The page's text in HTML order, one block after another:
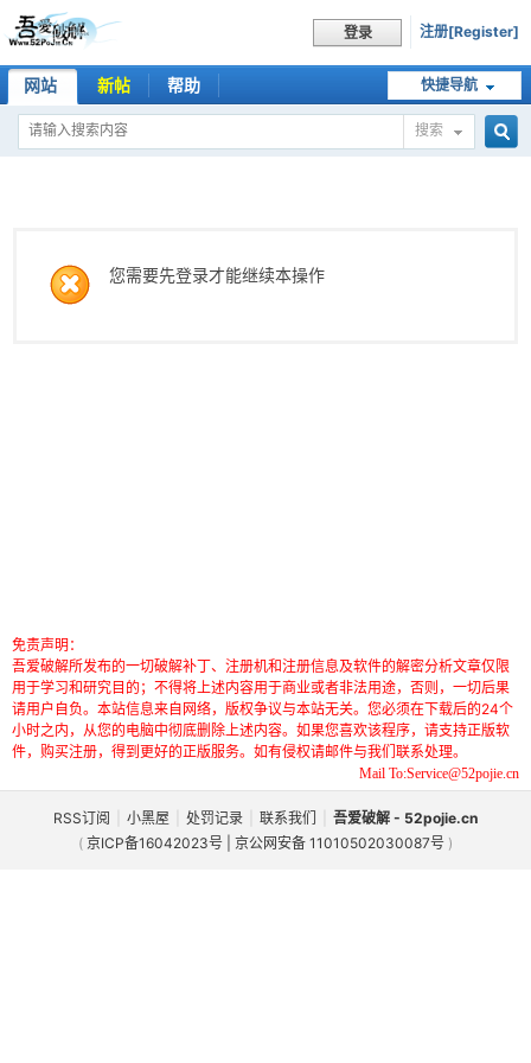
登录 注册[Register]
快捷导航
网站 新帖 帮助
搜索
您需要先登录才能继续本操作
免责声明：
吾爱破解所发布的一切破解补丁、注册机和注册信息及软件的解密分析文章仅限
用于学习和研究目的；不得将上述内容用于商业或者非法用途，否则，一切后果
请用户自负。本站信息来自网络，版权争议与本站无关。您必须在下载后的24个
小时之内，从您的电脑中彻底删除上述内容。如果您喜欢该程序，请支持正版软
件，购买注册，得到更好的正版服务。如有侵权请邮件与我们联系处理。
Mail To:Service@52pojie.cn
RSS订阅 小黑屋 处罚记录 联系我们
吾爱破解 - 52pojie.cn
( 京ICP备16042023号 | 京公网安备 11010502030087号 )